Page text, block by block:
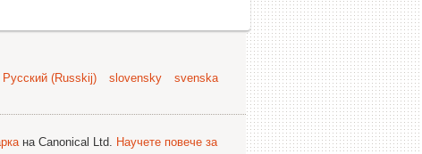
Русский (Russkij) slovensky
svenska
на Canonical Ltd. Научете повече за